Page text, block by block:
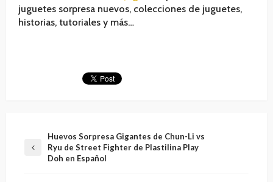
juguetes sorpresa nuevos, colecciones de juguetes,
historias, tutoriales y más…
Huevos Sorpresa Gigantes de Chun-Li vs
Ryu de Street Fighter de Plastilina Play
Doh en Español